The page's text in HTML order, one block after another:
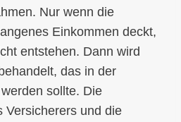
Nur wenn die
Einkommen deckt,
entstehen. Dann wird
das in der
sollte. Die
Versicherers und die